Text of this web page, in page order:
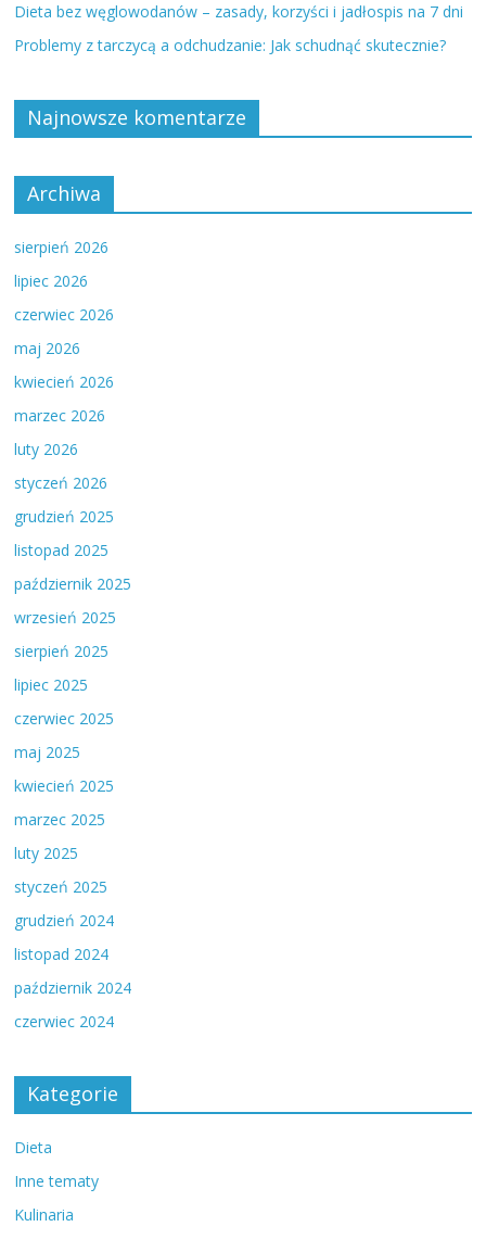
Dieta bez węglowodanów – zasady, korzyści i jadłospis na 7 dni
Problemy z tarczycą a odchudzanie: Jak schudnąć skutecznie?
Najnowsze komentarze
Archiwa
sierpień 2026
lipiec 2026
czerwiec 2026
maj 2026
kwiecień 2026
marzec 2026
luty 2026
styczeń 2026
grudzień 2025
listopad 2025
październik 2025
wrzesień 2025
sierpień 2025
lipiec 2025
czerwiec 2025
maj 2025
kwiecień 2025
marzec 2025
luty 2025
styczeń 2025
grudzień 2024
listopad 2024
październik 2024
czerwiec 2024
Kategorie
Dieta
Inne tematy
Kulinaria